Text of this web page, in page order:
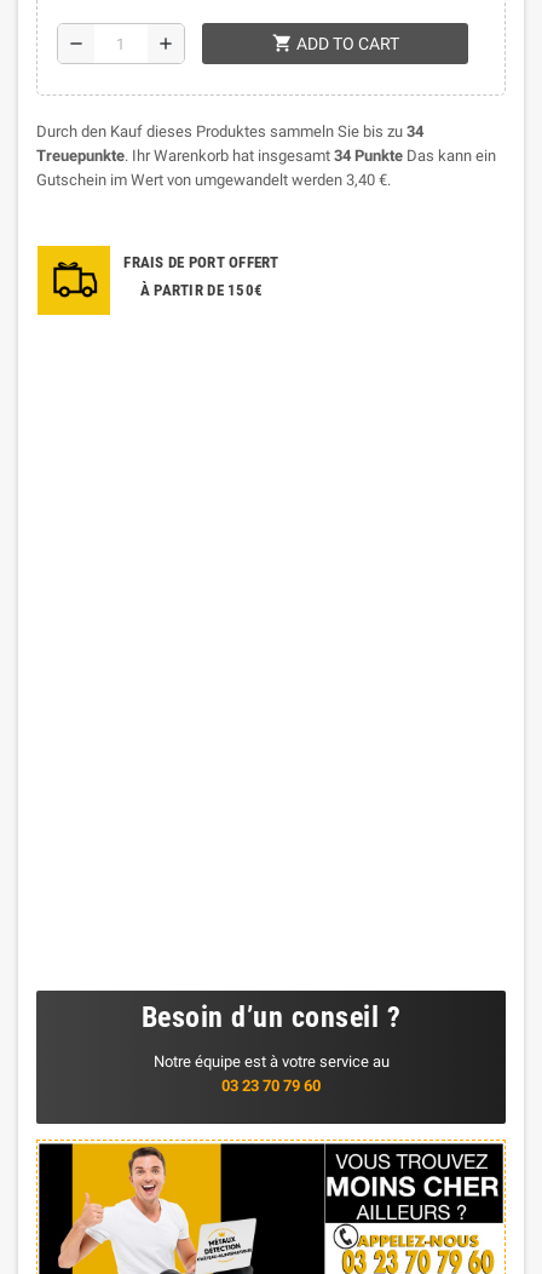
remove add shopping_cart ADD TO CART
Durch den Kauf dieses Produktes sammeln Sie bis zu 34
Treuepunkte. Ihr Warenkorb hat insgesamt 34 Punkte Das kann ein
Gutschein im Wert von umgewandelt werden 3,40 €.
FRAIS DE PORT OFFERT
À PARTIR DE 150€
Besoin d’un conseil ?
Notre équipe est à votre service au
03 23 70 79 60